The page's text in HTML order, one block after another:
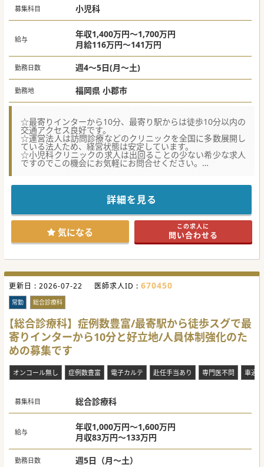
募集科目 小児科
給与
年収1,400万円～1,700万円
月給116万円～141万円
勤務日数 週4～5日(月～土)
勤務地 福岡県 小郡市
☆最寄りインターから10分、最寄り駅からは徒歩10分以内の
交通アクセス良好です。
☆運営法人は訪問診療などのクリニックを全国に多数展開し
ている法人ため、経営状態は安定しています。
☆小児科クリニックの求人は出回ることの少ない希少な求人
ですのでこの機会にお気軽にお問合せください。
■スタッフ間の協力体制が充実しており、日々の診療におい
ても安心感を持って業務に取り組める環境が整っておりま
■患者様や共に働くスタッフと良好なコミュニケーションを
構築できる、協調性のある先生を求めております。
■管理医師としてご活躍いただくため、責任とやりがいを感
じながら診療に集中できる雰囲気が醸成されています。
■クリニックのすぐ近くには小学校や保育園、学童保育があ
り、地域の子供たちの健康を守るための立地条件に恵まれて
おり強い需要があります。
■地域の未来を担う子供たちの健康維持に貢献するため、こ
れまでの経験を活かして活躍いただける小児科医の先生の力
が必要とされております。
■クリニックは交通アクセスも良く、最寄りインターから10
分、最寄り駅からは徒歩10分以内と通勤に便利な環境が整っ
ています。
【具体的な医療機関情報】
■小児科クリニックの求人は非常に希少で出回ることが少な
込める環境となっております。
■運営法人は訪問診療などのクリニックを全国に多数展開し
■週4日勤務や当直・オンコール無などメリハリのある勤務
が出来る環境となっておりますので、子育て中の方も働きや
#秋入職可
詳細を見る
気になる この求人に
問い合わせる
更新日 : 2026-07-22 医師求人ID : 670450
常勤 総合診療科
【総合診療科】症例数豊富/最寄駅から徒歩スグで最
寄りインターから10分と好立地/人員体制強化のた
めの募集です
オンコール無し 症例数豊富 電子カルテ 赴任手当あり 専門医不問 車通
募集科目 総合診療科
給与
年収1,000万円～1,600万円
月収83万円～133万円
勤務日数 週5日（月～土）